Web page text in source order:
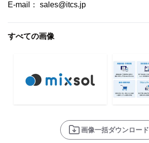
E-mail： sales@itcs.jp
すべての画像
画像一括ダウンロード